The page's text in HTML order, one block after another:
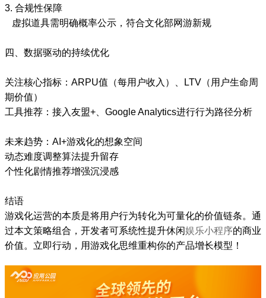
3. 合规性保障
虚拟道具需明确概率公示，符合文化部网游新规
四、数据驱动的持续优化
关注核心指标：ARPU值（每用户收入）、LTV（用户生命周
期价值）
工具推荐：接入友盟+、Google Analytics进行行为路径分析
未来趋势：AI+游戏化的想象空间
动态难度调整算法提升留存
个性化剧情推荐增强沉浸感
结语
游戏化运营的本质是将用户行为转化为可量化的价值链条。通
过本文策略组合，开发者可系统性提升休闲娱乐小程序的商业
价值。立即行动，用游戏化思维重构你的产品增长模型！